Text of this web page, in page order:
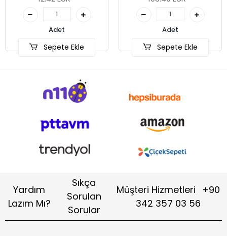
Adet
Sepete Ekle
Adet
Sepete Ekle
Yardım
Lazım Mı?
Sıkça
Sorulan
Sorular
Müşteri Hizmetleri
+90
342 357 03 56